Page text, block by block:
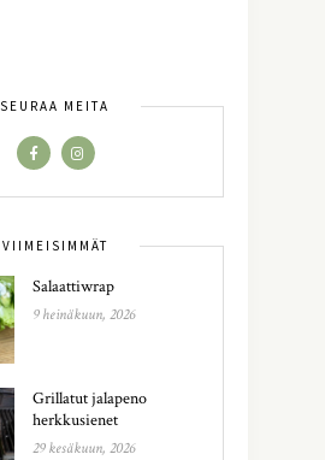
SEURAA MEITÄ
VIIMEISIMMÄT
Salaattiwrap
9 heinäkuun, 2026
Grillatut jalapeno
herkkusienet
29 kesäkuun, 2026